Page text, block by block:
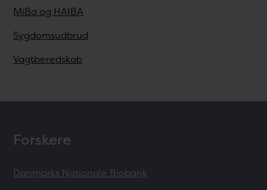
MiBa og HAIBA
Sygdomsudbrud
Vagtberedskab
Forskere
Danmarks Nationale Biobank